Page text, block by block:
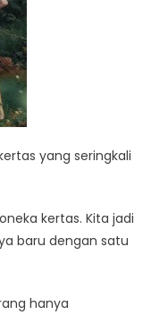
yang seringkali
kertas. Kita jadi
baru dengan satu
hanya